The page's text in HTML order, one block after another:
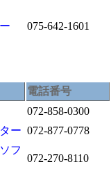
075-642-1601
電話番号
072-858-0300
ー 072-877-0778
フ
072-270-8110